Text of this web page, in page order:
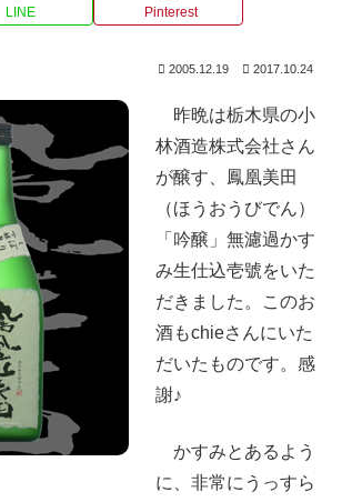
LINE Pinterest
2005.12.19 2017.10.24
昨晩は栃木県の小
林酒造株式会社さん
が醸す、鳳凰美田
（ほうおうびでん）
「吟醸」無濾過かす
み生仕込壱號をいた
だきました。このお
酒もchieさんにいた
だいたものです。感
謝♪
かすみとあるよう
に、非常にうっすら